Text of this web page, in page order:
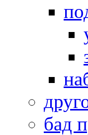
бад